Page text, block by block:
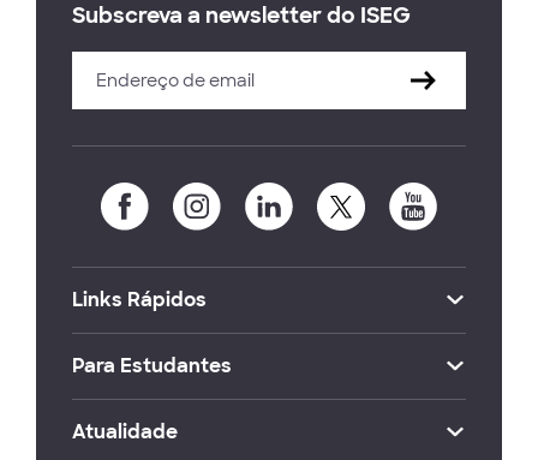
Subscreva a newsletter do ISEG
Links Rápidos
Para Estudantes
Atualidade